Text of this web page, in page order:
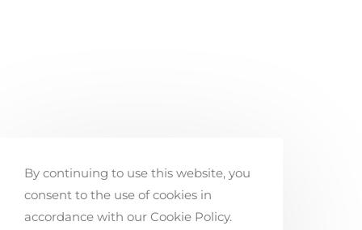
By continuing to use this website, you
consent to the use of cookies in
accordance with our Cookie Policy.